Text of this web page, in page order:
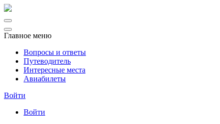
Главное меню
Вопросы и ответы
Путеводитель
Интересные места
Авиабилеты
Войти
Войти